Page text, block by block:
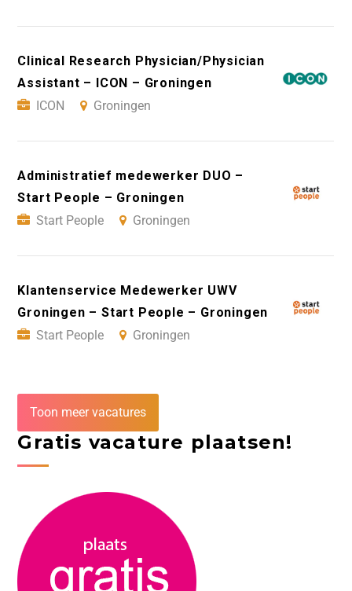
Clinical Research Physician/Physician
Assistant – ICON – Groningen
ICON
Groningen
Administratief medewerker DUO –
Start People – Groningen
Start People
Groningen
Klantenservice Medewerker UWV
Groningen – Start People – Groningen
Start People
Groningen
Toon meer vacatures
Gratis vacature plaatsen!